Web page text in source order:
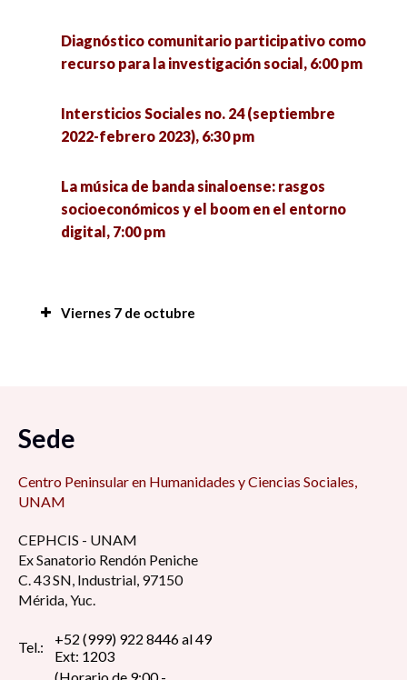
Diagnóstico comunitario participativo como
recurso para la investigación social, 6:00 pm
Intersticios Sociales no. 24 (septiembre
2022-febrero 2023), 6:30 pm
La música de banda sinaloense: rasgos
socioeconómicos y el boom en el entorno
digital, 7:00 pm
Viernes 7 de octubre
am
Educación sexual responsable en los jóvenes
Argumentos a favor y en contra de la eutanasia,
9:15 am
Violencia sexual infantil en zonas rurales
dentro del estado de Zacatecas, 9:30 am
Sede
Centro Peninsular en Humanidades y Ciencias Sociales,
UNAM
CEPHCIS - UNAM
Ex Sanatorio Rendón Peniche
C. 43 SN, Industrial, 97150
Mérida, Yuc.
Tel.:
+52 (999) 922 8446 al 49
Ext: 1203